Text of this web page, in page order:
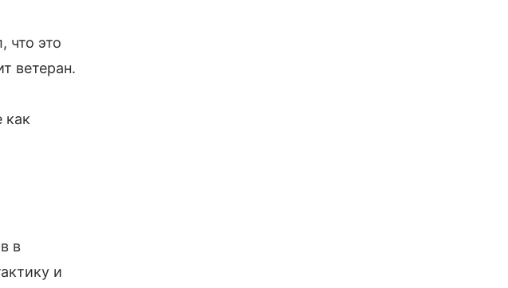
что это
ветеран.
как
в
и